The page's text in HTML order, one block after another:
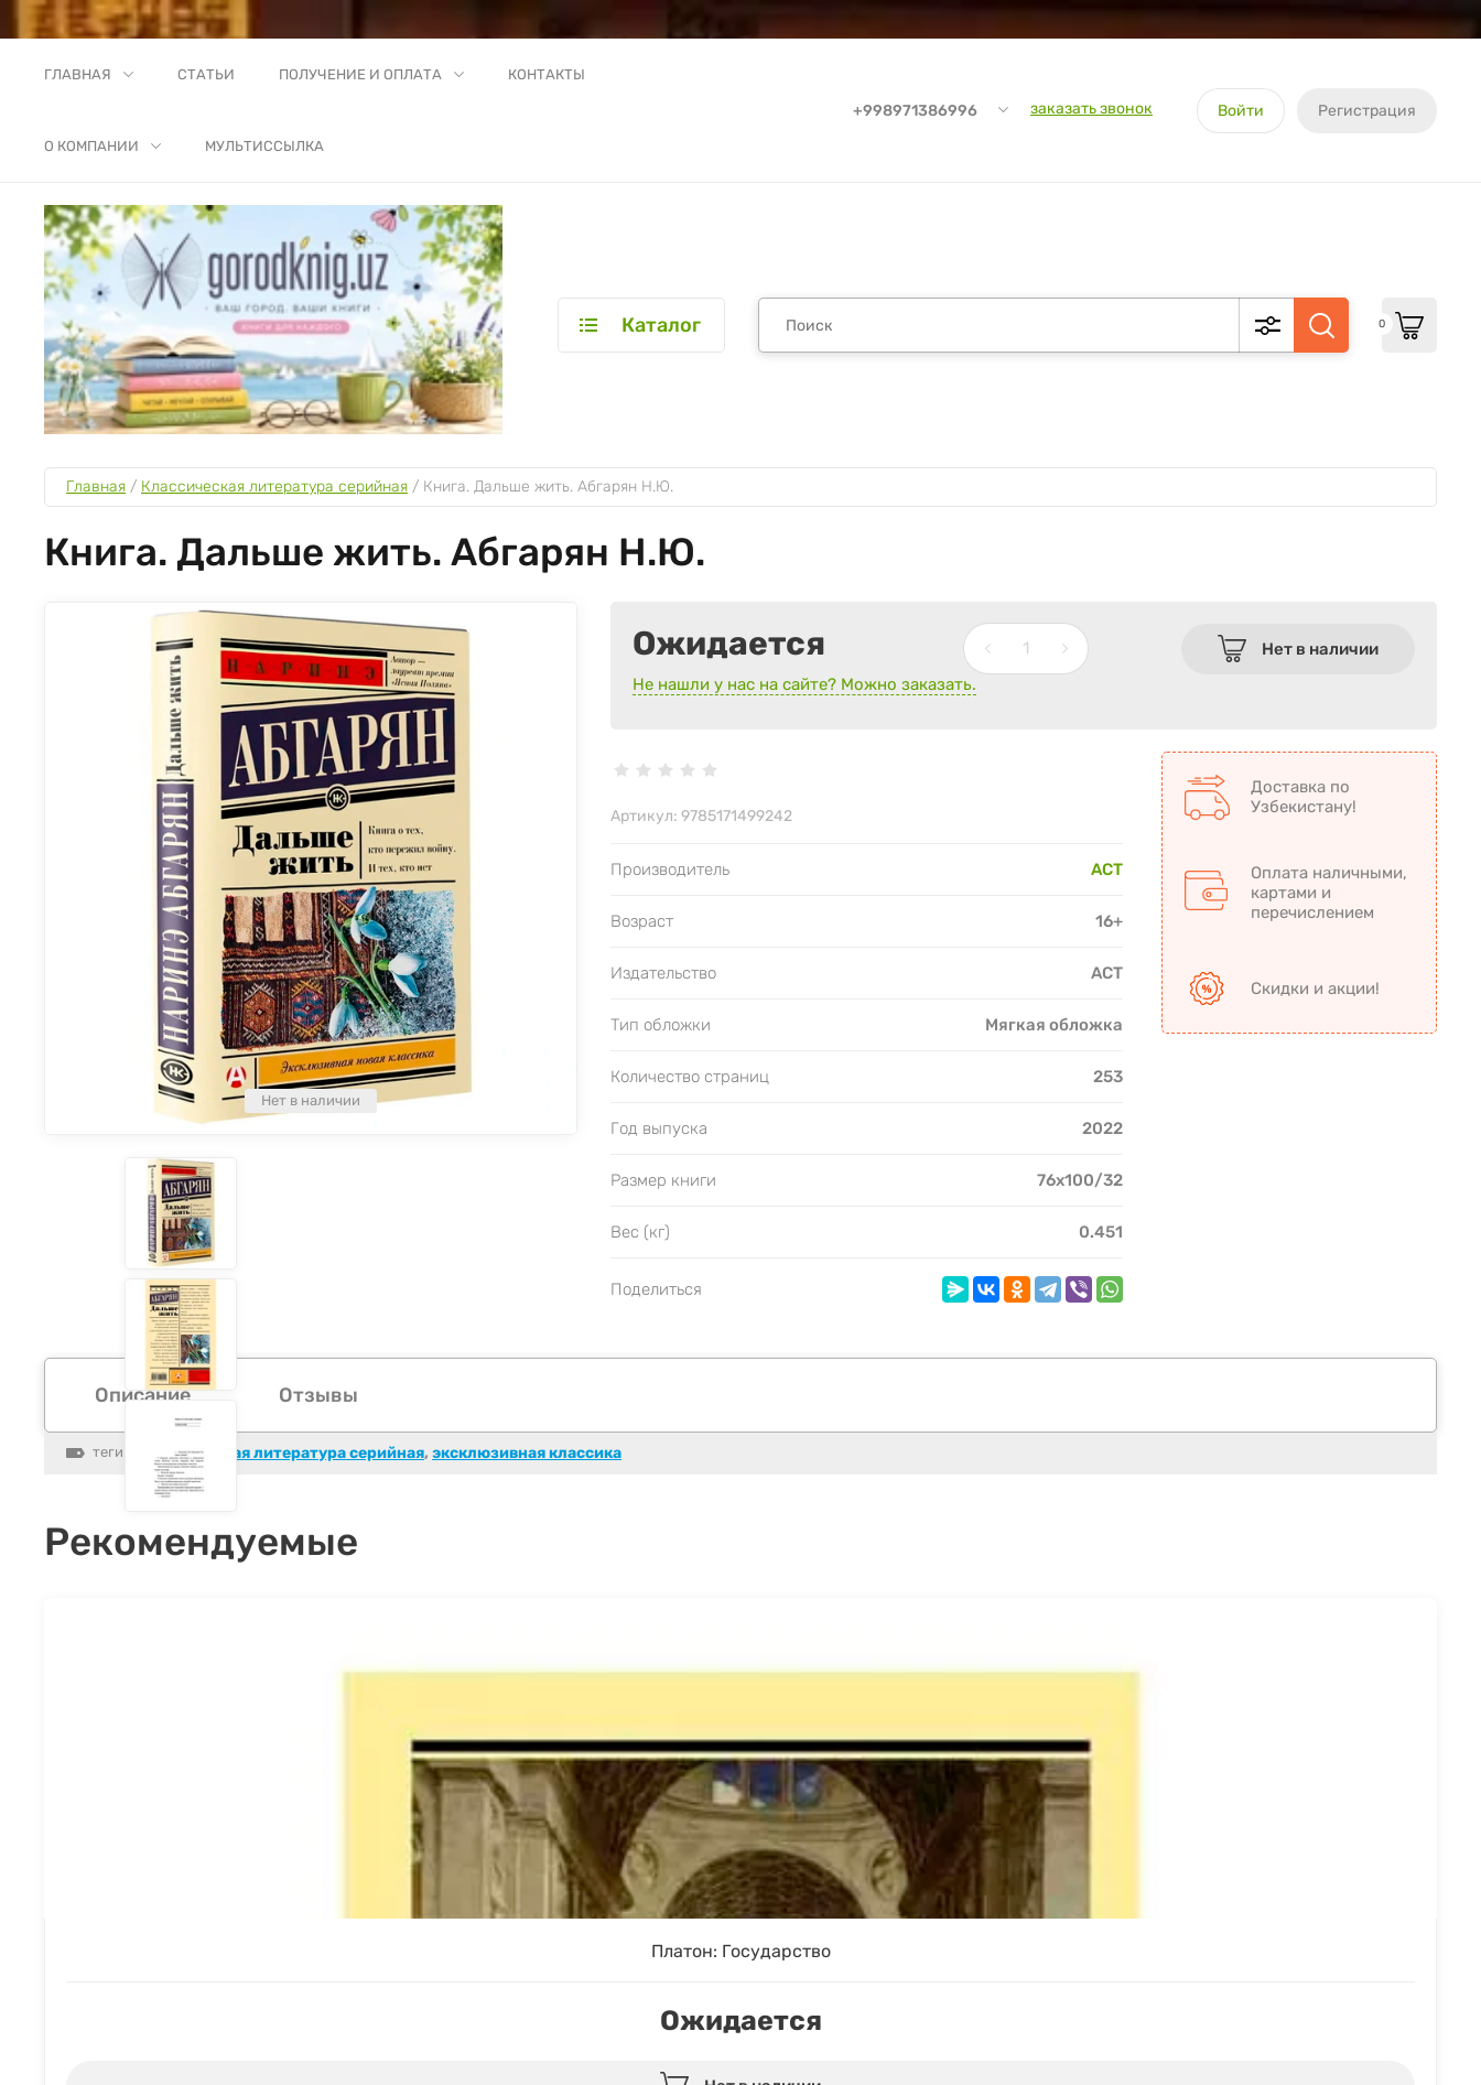
ГЛАВНАЯ СТАТЬИ ПОЛУЧЕНИЕ И ОПЛАТА КОНТАКТЫ
О КОМПАНИИ МУЛЬТИССЫЛКА
+998971386996 заказать звонок Войти Регистрация
Каталог 0
Главная / Классическая литература серийная / Книга. Дальше жить. Абгарян Н.Ю.
Книга. Дальше жить. Абгарян Н.Ю.
Нет в наличии
Ожидается
Нет в наличии
Не нашли у нас на сайте? Можно заказать.
Артикул: 9785171499242
Производитель АСТ
Возраст 16+
Издательство АСТ
Тип обложки Мягкая обложка
Количество страниц 253
Год выпуска 2022
Размер книги 76x100/32
Вес (кг) 0.451
Поделиться
Доставка по
Узбекистану!
Оплата наличными,
картами и
перечислением
Скидки и акции!
Описание Отзывы
теги: классическая литература серийная, эксклюзивная классика
Рекомендуемые
Платон: Государство
Ожидается